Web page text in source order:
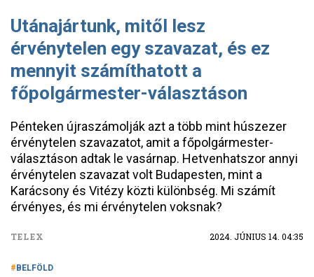
Utánajártunk, mitől lesz
érvénytelen egy szavazat, és ez
mennyit számíthatott a
főpolgármester-választáson
Pénteken újraszámolják azt a több mint húszezer
érvénytelen szavazatot, amit a főpolgármester-
választáson adtak le vasárnap. Hetvenhatszor annyi
érvénytelen szavazat volt Budapesten, mint a
Karácsony és Vitézy közti különbség. Mi számít
érvényes, és mi érvénytelen voksnak?
TELEX 2024. JÚNIUS 14. 04:35
BELFÖLD